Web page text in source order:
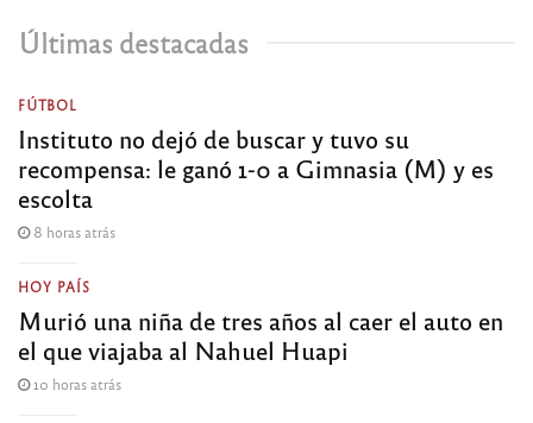
Últimas destacadas
FÚTBOL
Instituto no dejó de buscar y tuvo su
recompensa: le ganó 1-0 a Gimnasia (M) y es
escolta
8 horas atrás
HOY PAÍS
Murió una niña de tres años al caer el auto en
el que viajaba al Nahuel Huapi
10 horas atrás